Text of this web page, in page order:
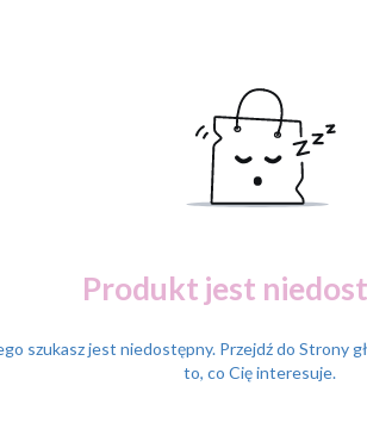
Produkt jest
szukasz jest niedostępny. Przejdź do Strony
to, co Cię interesuje.